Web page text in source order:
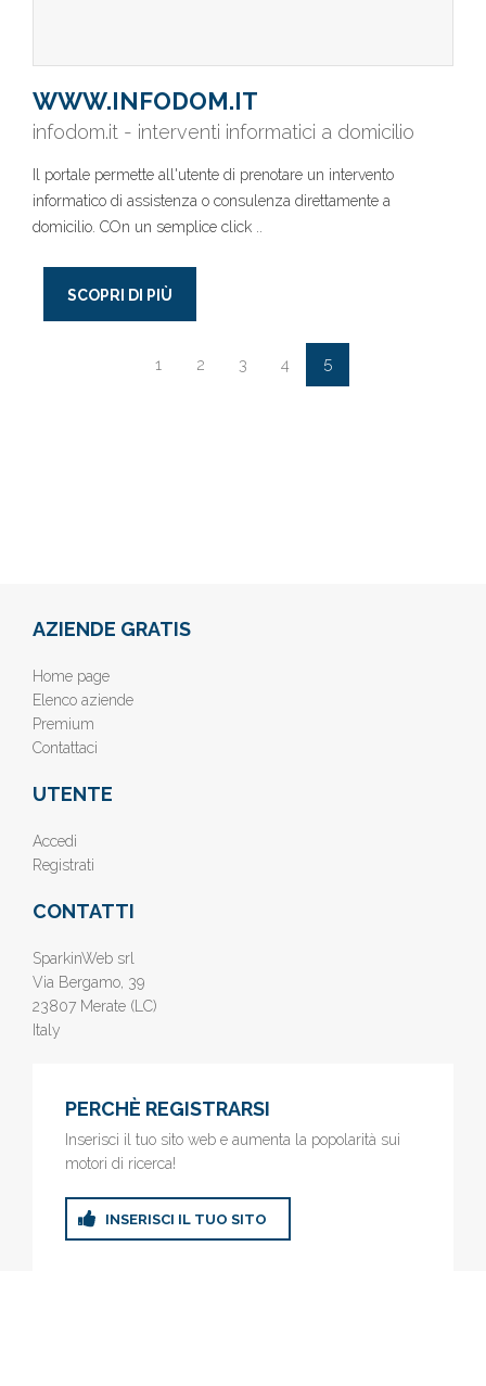
WWW.INFODOM.IT
infodom.it - interventi informatici a domicilio
Il portale permette all'utente di prenotare un intervento
informatico di assistenza o consulenza direttamente a
domicilio. COn un semplice click ..
SCOPRI DI PIÙ
1 2 3 4 5
AZIENDE GRATIS
Home page
Elenco aziende
Premium
Contattaci
UTENTE
Accedi
Registrati
CONTATTI
SparkinWeb srl
Via Bergamo, 39
23807 Merate (LC)
Italy
PERCHÈ REGISTRARSI
Inserisci il tuo sito web e aumenta la popolarità sui
motori di ricerca!
INSERISCI IL TUO SITO